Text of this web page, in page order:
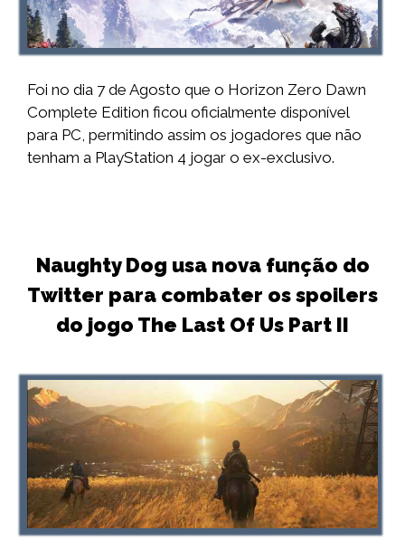
Foi no dia 7 de Agosto que o Horizon Zero Dawn
Complete Edition ficou oficialmente disponível
para PC, permitindo assim os jogadores que não
tenham a PlayStation 4 jogar o ex-exclusivo.
Naughty Dog usa nova função do
Twitter para combater os spoilers
do jogo The Last Of Us Part II